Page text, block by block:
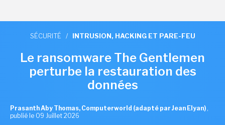
SÉCURITÉ / INTRUSION, HACKING ET PARE-FEU
Le ransomware The Gentlemen
perturbe la restauration des
données
Prasanth Aby Thomas, Computerworld (adapté par Jean Elyan) ,
publié le 09 Juillet 2026